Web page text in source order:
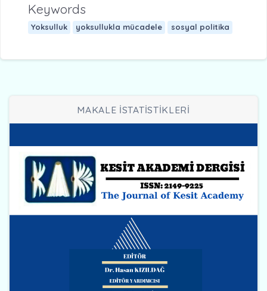
Keywords
Yoksulluk yoksullukla mücadele sosyal politika
MAKALE İSTATİSTİKLERİ